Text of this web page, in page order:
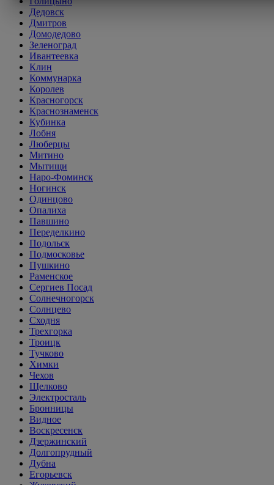
Дедовск
Дмитров
Домодедово
Зеленоград
Ивантеевка
Клин
Коммунарка
Королев
Красногорск
Краснознаменск
Кубинка
Лобня
Люберцы
Митино
Мытищи
Наро-Фоминск
Ногинск
Одинцово
Опалиха
Павшино
Переделкино
Подольск
Подмосковье
Пушкино
Раменское
Сергиев Посад
Солнечногорск
Солнцево
Сходня
Трехгорка
Троицк
Тучково
Химки
Чехов
Щелково
Электросталь
Бронницы
Видное
Воскресенск
Дзержинский
Долгопрудный
Дубна
Егорьевск